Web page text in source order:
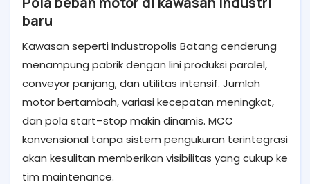
baru
Kawasan seperti Industropolis Batang cenderung
menampung pabrik dengan lini produksi paralel,
conveyor panjang, dan utilitas intensif. Jumlah
motor bertambah, variasi kecepatan meningkat,
dan pola start–stop makin dinamis. MCC
konvensional tanpa sistem pengukuran terintegrasi
akan kesulitan memberikan visibilitas yang cukup ke
tim maintenance.